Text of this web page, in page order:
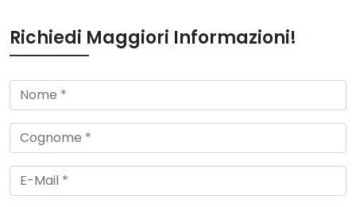
Richiedi Maggiori Informazioni!